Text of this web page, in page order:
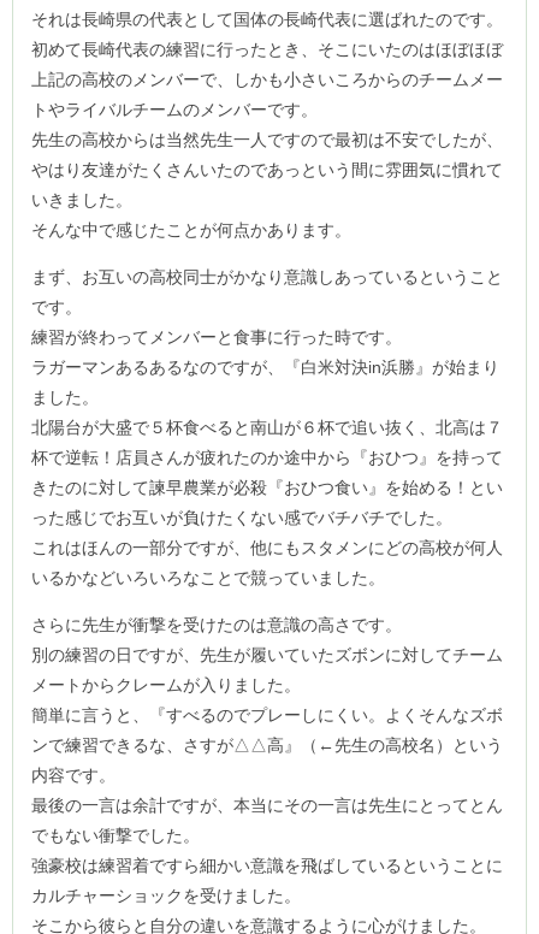
それは長崎県の代表として国体の長崎代表に選ばれたのです。
初めて長崎代表の練習に行ったとき、そこにいたのはほぼほぼ
上記の高校のメンバーで、しかも小さいころからのチームメー
トやライバルチームのメンバーです。
先生の高校からは当然先生一人ですので最初は不安でしたが、
やはり友達がたくさんいたのであっという間に雰囲気に慣れて
いきました。
そんな中で感じたことが何点かあります。
まず、お互いの高校同士がかなり意識しあっているということ
です。
練習が終わってメンバーと食事に行った時です。
ラガーマンあるあるなのですが、『白米対決in浜勝』が始まり
ました。
北陽台が大盛で５杯食べると南山が６杯で追い抜く、北高は７
杯で逆転！店員さんが疲れたのか途中から『おひつ』を持って
きたのに対して諫早農業が必殺『おひつ食い』を始める！とい
った感じでお互いが負けたくない感でバチバチでした。
これはほんの一部分ですが、他にもスタメンにどの高校が何人
いるかなどいろいろなことで競っていました。
さらに先生が衝撃を受けたのは意識の高さです。
別の練習の日ですが、先生が履いていたズボンに対してチーム
メートからクレームが入りました。
簡単に言うと、『すべるのでプレーしにくい。よくそんなズボ
ンで練習できるな、さすが△△高』（←先生の高校名）という
内容です。
最後の一言は余計ですが、本当にその一言は先生にとってとん
でもない衝撃でした。
強豪校は練習着ですら細かい意識を飛ばしているということに
カルチャーショックを受けました。
そこから彼らと自分の違いを意識するように心がけました。